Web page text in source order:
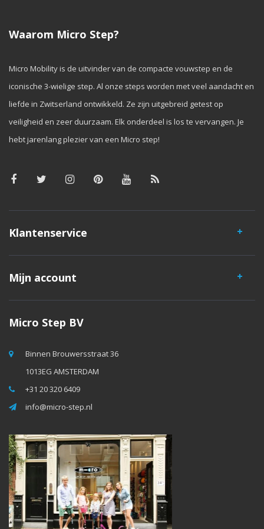
Waarom Micro Step?
Micro Mobility is de uitvinder van de compacte vouwstep en de
iconische 3-wielige step. Al onze steps worden met veel aandacht en
liefde in Zwitserland ontwikkeld. Ze zijn uitgebreid getest op
veiligheid en zeer duurzaam. Elk onderdeel is los te vervangen. Je
hebt jarenlang plezier van een Micro step!
Klantenservice
Mijn account
Micro Step BV
Binnen Brouwersstraat 36
1013EG AMSTERDAM
+31 20 320 6409
info@micro-step.nl